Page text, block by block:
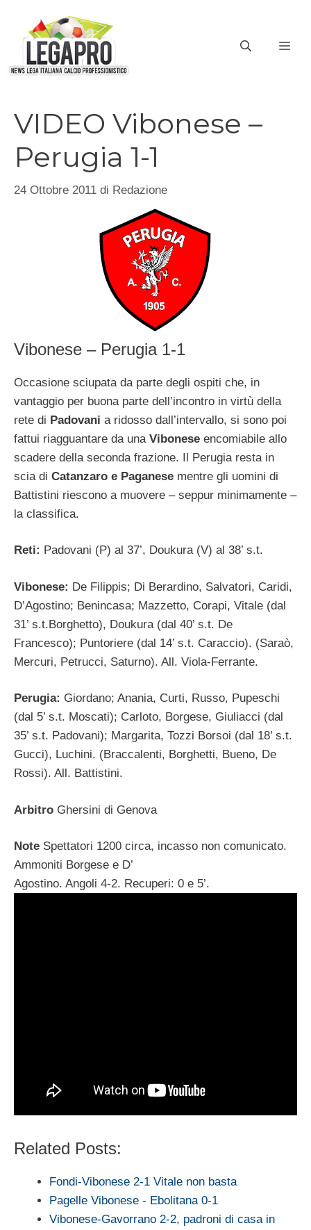
contenuto
VIDEO Vibonese –
Perugia 1-1
24 Ottobre 2011 di Redazione
Vibonese – Perugia 1-1
Occasione sciupata da parte degli ospiti che, in
vantaggio per buona parte dell’incontro in virtù della
rete di Padovani a ridosso dall’intervallo, si sono poi
fattui riagguantare da una Vibonese encomiabile allo
scadere della seconda frazione. Il Perugia resta in
scia di Catanzaro e Paganese mentre gli uomini di
Battistini riescono a muovere – seppur minimamente –
la classifica.
Reti: Padovani (P) al 37’, Doukura (V) al 38’ s.t.
Vibonese: De Filippis; Di Berardino, Salvatori, Caridi,
D’Agostino; Benincasa; Mazzetto, Corapi, Vitale (dal
31’ s.t.Borghetto), Doukura (dal 40’ s.t. De
Francesco); Puntoriere (dal 14’ s.t. Caraccio). (Saraò,
Mercuri, Petrucci, Saturno). All. Viola-Ferrante.
Perugia: Giordano; Anania, Curti, Russo, Pupeschi
(dal 5’ s.t. Moscati); Carloto, Borgese, Giuliacci (dal
35’ s.t. Padovani); Margarita, Tozzi Borsoi (dal 18’ s.t.
Gucci), Luchini. (Braccalenti, Borghetti, Bueno, De
Rossi). All. Battistini.
Arbitro Ghersini di Genova
Note Spettatori 1200 circa, incasso non comunicato.
Ammoniti Borgese e D’
Agostino. Angoli 4-2. Recuperi: 0 e 5’.
Related Posts:
Fondi-Vibonese 2-1 Vitale non basta
Pagelle Vibonese - Ebolitana 0-1
Vibonese-Gavorrano 2-2, padroni di casa in